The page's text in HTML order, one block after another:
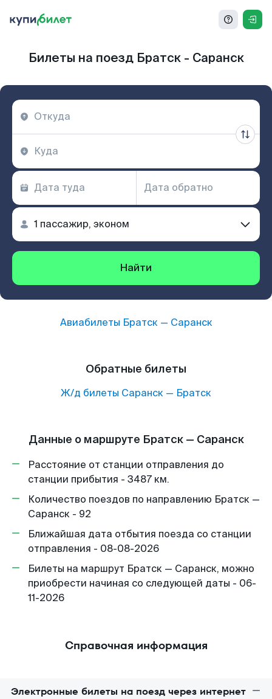
Билеты на поезд Братск - Саранск
Найти
Авиабилеты Братск— Саранск
Обратные билеты
Ж/д билеты Саранск — Братск
Данные о маршруте Братск — Саранск
Расстояние от станции отправления до
станции прибытия - 3487 км.
Количество поездов по направлению Братск —
Саранск - 92
Ближайшая дата отбытия поезда со станции
отправления - 08-08-2026
Билеты на маршрут Братск — Саранск, можно
приобрести начиная со следующей даты - 06-
11-2026
Справочная информация
Электронные билеты на поезд через интернет